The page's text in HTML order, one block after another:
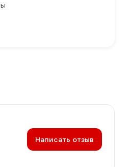
Написать отзыв